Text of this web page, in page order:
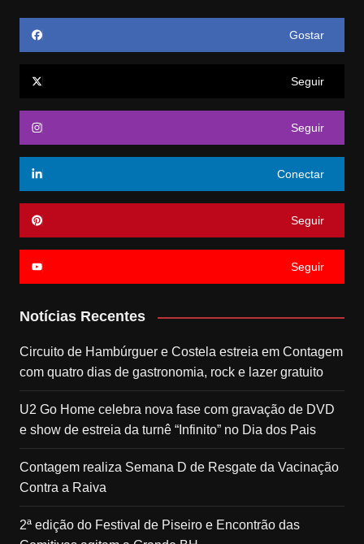
Gostar
Seguir
Seguir
Conectar
Seguir
Seguir
Notícias Recentes
Circuito de Hambúrguer e Costela estreia em Contagem
com quatro dias de gastronomia, rock e lazer gratuito
U2 Go Home celebra nova fase com gravação de DVD
e show de estreia da turnê “Infinito” no Dia dos Pais
Contagem realiza Semana D de Resgate da Vacinação
Contra a Raiva
2ª edição do Festival de Piseiro e Encontrão das